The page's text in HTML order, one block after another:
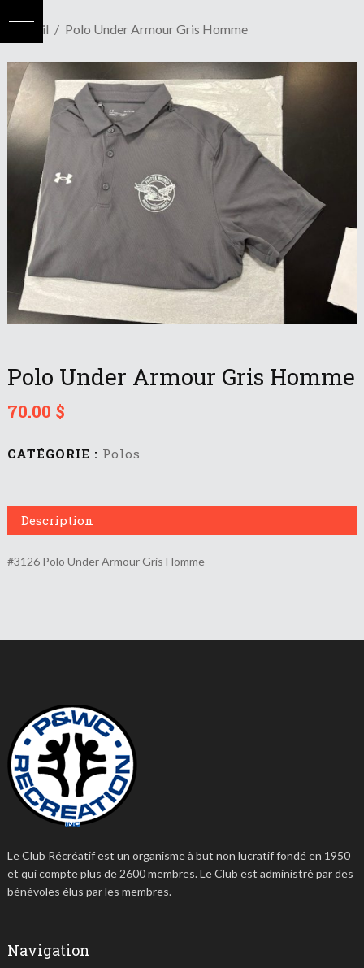
Accueil Polo Under Armour Gris Homme
Polo Under Armour Gris Homme
70.00 $
CATÉGORIE : Polos
Description
#3126 Polo Under Armour Gris Homme
Le Club Récréatif est un organisme à but non lucratif fondé en 1950
et qui compte plus de 2600 membres. Le Club est administré par des
bénévoles élus par les membres.
Navigation